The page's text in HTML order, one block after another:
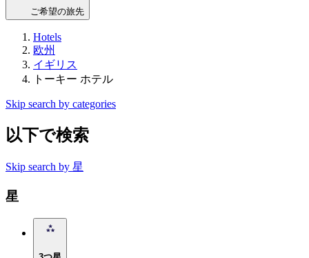
ご希望の旅先
Hotels
欧州
イギリス
トーキー ホテル
Skip search by categories
以下で検索
Skip search by 星
星